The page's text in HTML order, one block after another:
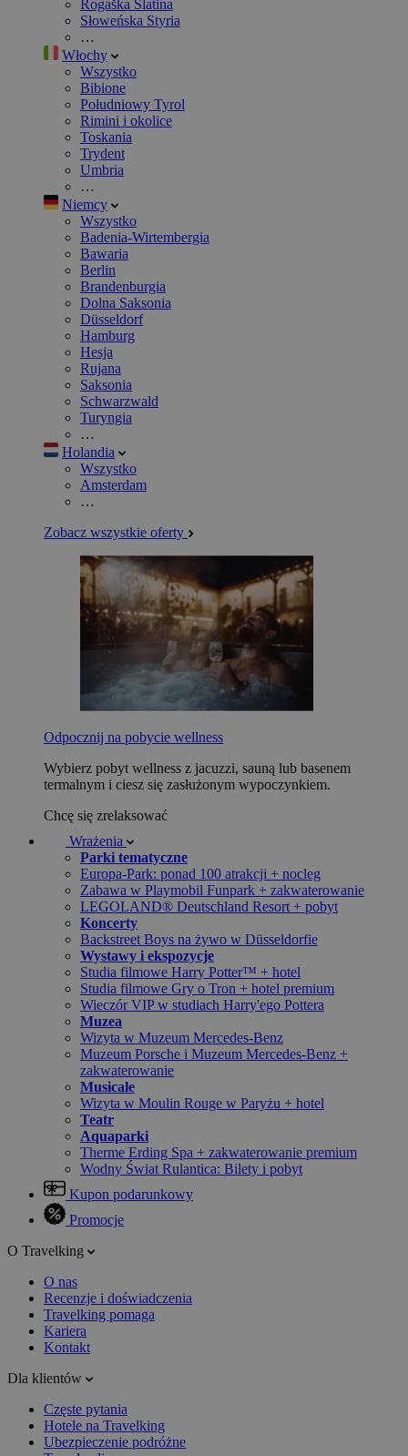
Rogaška Slatina
Słoweńska Styria
…
Włochy
Wszystko
Bibione
Południowy Tyrol
Rimini i okolice
Toskania
Trydent
Umbria
…
Niemcy
Wszystko
Badenia-Wirtembergia
Bawaria
Berlin
Brandenburgia
Dolna Saksonia
Düsseldorf
Hamburg
Hesja
Rujana
Saksonia
Schwarzwald
Turyngia
…
Holandia
Wszystko
Amsterdam
…
Zobacz wszystkie oferty
Odpocznij na pobycie wellness
Wybierz pobyt wellness z jacuzzi, sauną lub basenem
termalnym i ciesz się zasłużonym wypoczynkiem.
Chcę się zrelaksować
Wrażenia
Parki tematyczne
Europa-Park: ponad 100 atrakcji + nocleg
Zabawa w Playmobil Funpark + zakwaterowanie
LEGOLAND® Deutschland Resort + pobyt
Koncerty
Backstreet Boys na żywo w Düsseldorfie
Wystawy i ekspozycje
Studia filmowe Harry Potter™ + hotel
Studia filmowe Gry o Tron + hotel premium
Wieczór VIP w studiach Harry'ego Pottera
Muzea
Wizyta w Muzeum Mercedes-Benz
Muzeum Porsche i Muzeum Mercedes-Benz +
zakwaterowanie
Musicale
Wizyta w Moulin Rouge w Paryżu + hotel
Teatr
Aquaparki
Therme Erding Spa + zakwaterowanie premium
Wodny Świat Rulantica: Bilety i pobyt
Kupon podarunkowy
Promocje
O Travelking
O nas
Recenzje i doświadczenia
Travelking pomaga
Kariera
Kontakt
Dla klientów
Częste pytania
Hotele na Travelking
Ubezpieczenie podróżne